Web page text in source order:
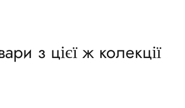
з цієї ж колекції